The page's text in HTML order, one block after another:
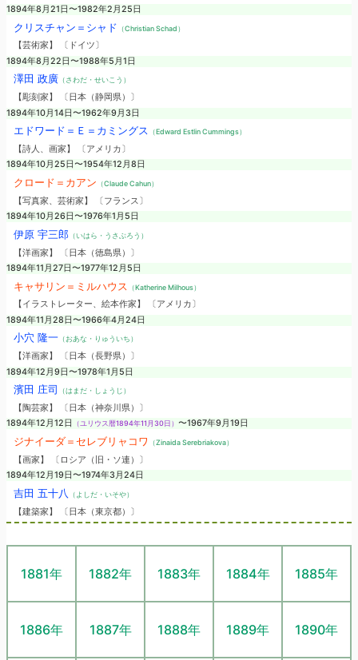
1894年8月21日〜1982年2月25日
クリスチャン＝シャド （Christian Schad）
【芸術家】 〔ドイツ〕
1894年8月22日〜1988年5月1日
澤田 政廣（さわだ・せいこう）
【彫刻家】 〔日本（静岡県）〕
1894年10月14日〜1962年9月3日
エドワード＝Ｅ＝カミングス （Edward Estlin Cummings）
【詩人、画家】 〔アメリカ〕
1894年10月25日〜1954年12月8日
クロード＝カアン （Claude Cahun）
【写真家、芸術家】 〔フランス〕
1894年10月26日〜1976年1月5日
伊原 宇三郎（いはら・うさぶろう）
【洋画家】 〔日本（徳島県）〕
1894年11月27日〜1977年12月5日
キャサリン＝ミルハウス （Katherine Milhous）
【イラストレーター、絵本作家】 〔アメリカ〕
1894年11月28日〜1966年4月24日
小穴 隆一（おあな・りゅういち）
【洋画家】 〔日本（長野県）〕
1894年12月9日〜1978年1月5日
濱田 庄司 （はまだ・しょうじ）
【陶芸家】 〔日本（神奈川県）〕
1894年12月12日
（ユリウス暦1894年11月30日） 〜1967年9月19日
ジナイーダ＝セレブリャコワ （Zinaida Serebriakova）
【画家】 〔ロシア（旧・ソ連）〕
1894年12月19日〜1974年3月24日
吉田 五十八 （よしだ・いそや）
【建築家】 〔日本（東京都）〕
1881年 1882年 1883年 1884年 1885年
1886年 1887年 1888年 1889年 1890年